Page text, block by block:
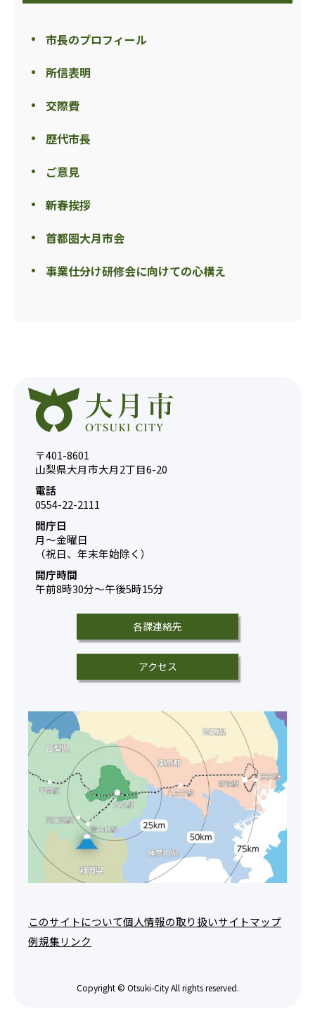
市長のプロフィール
所信表明
交際費
歴代市長
ご意見
新春挨拶
首都圏大月市会
事業仕分け研修会に向けての心構え
〒401-8601
山梨県大月市大月2丁目6-20
電話
0554-22-2111
開庁日
月～金曜日
（祝日、年末年始除く）
開庁時間
午前8時30分～午後5時15分
各課連絡先
アクセス
このサイトについて個人情報の取り扱いサイトマップ
例規集リンク
Copyright © Otsuki-City All rights reserved.